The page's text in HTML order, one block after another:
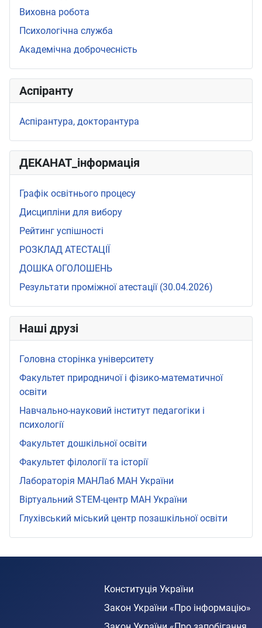
Виховна робота
Психологічна служба
Академічна доброчесність
Аспіранту
Аспірантура, докторантура
ДЕКАНАТ_інформація
Графік освітнього процесу
Дисципліни для вибору
Рейтинг успішності
РОЗКЛАД АТЕСТАЦІЇ
ДОШКА ОГОЛОШЕНЬ
Результати проміжної атестації (30.04.2026)
Наші друзі
Головна сторінка університету
Факультет природничої і фізико-математичної
освіти
Навчально-науковий інститут педагогіки і
психології
Факультет дошкільної освіти
Факультет філології та історії
Лабораторія МАНЛаб МАН України
Віртуальний STEМ-центр МАН України
Глухівський міський центр позашкільної освіти
Конституція України
Закон України «Про інформацію»